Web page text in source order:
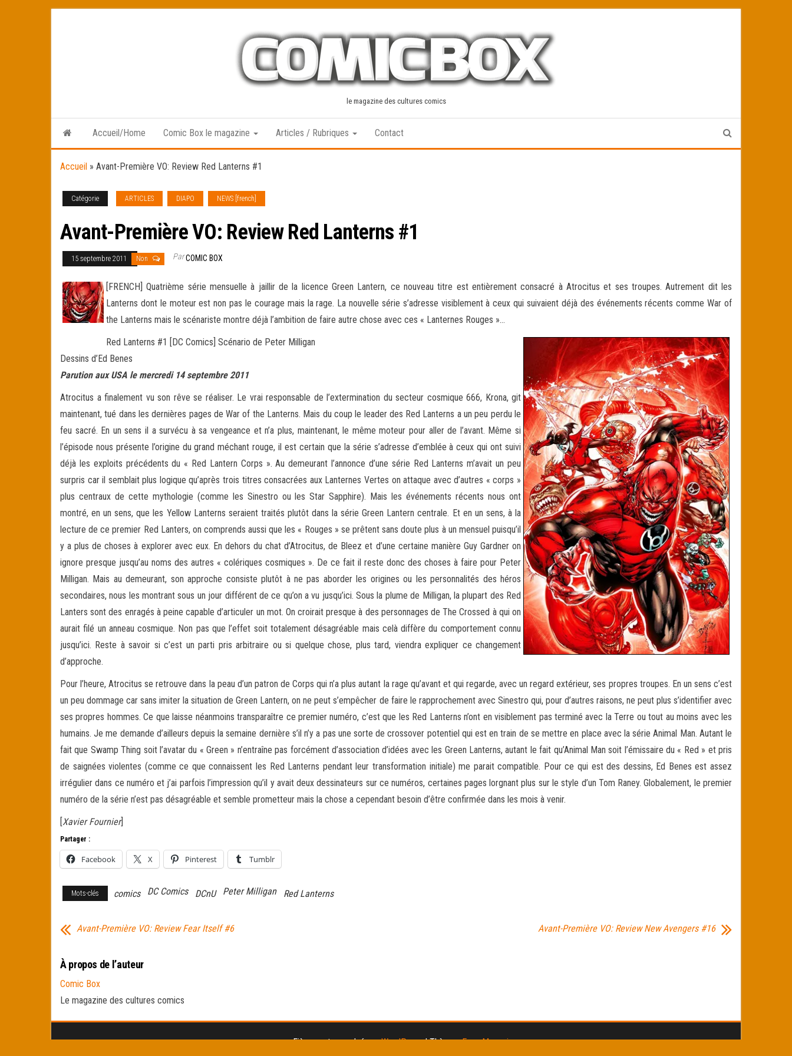
le magazine des cultures comics
Accueil/Home Comic Box le magazine Articles / Rubriques Contact
Accueil » Avant-Première VO: Review Red Lanterns #1
Catégorie ARTICLES DIAPO NEWS [french]
Avant-Première VO: Review Red Lanterns #1
15 septembre 2011 Non ParCOMIC BOX
[FRENCH] Quatrième série mensuelle à jaillir de la licence Green Lantern, ce nouveau titre est entièrement consacré à Atrocitus et ses troupes. Autrement dit les
Lanterns dont le moteur est non pas le courage mais la rage. La nouvelle série s’adresse visiblement à ceux qui suivaient déjà des événements récents comme War of
the Lanterns mais le scénariste montre déjà l’ambition de faire autre chose avec ces « Lanternes Rouges »…
Red Lanterns #1 [DC Comics] Scénario de Peter Milligan
Dessins d’Ed Benes
Parution aux USA le mercredi 14 septembre 2011
Atrocitus a finalement vu son rêve se réaliser. Le vrai responsable de l’extermination du secteur cosmique 666, Krona, git
maintenant, tué dans les dernières pages de War of the Lanterns. Mais du coup le leader des Red Lanterns a un peu perdu le
feu sacré. En un sens il a survécu à sa vengeance et n’a plus, maintenant, le même moteur pour aller de l’avant. Même si
l’épisode nous présente l’origine du grand méchant rouge, il est certain que la série s’adresse d’emblée à ceux qui ont suivi
déjà les exploits précédents du « Red Lantern Corps ». Au demeurant l’annonce d’une série Red Lanterns m’avait un peu
surpris car il semblait plus logique qu’après trois titres consacrées aux Lanternes Vertes on attaque avec d’autres « corps »
plus centraux de cette mythologie (comme les Sinestro ou les Star Sapphire). Mais les événements récents nous ont
montré, en un sens, que les Yellow Lanterns seraient traités plutôt dans la série Green Lantern centrale. Et en un sens, à la
lecture de ce premier Red Lanters, on comprends aussi que les « Rouges » se prêtent sans doute plus à un mensuel puisqu’il
y a plus de choses à explorer avec eux. En dehors du chat d’Atrocitus, de Bleez et d’une certaine manière Guy Gardner on
ignore presque jusqu’au noms des autres « colériques cosmiques ». De ce fait il reste donc des choses à faire pour Peter
Milligan. Mais au demeurant, son approche consiste plutôt à ne pas aborder les origines ou les personnalités des héros
secondaires, nous les montrant sous un jour différent de ce qu’on a vu jusqu’ici. Sous la plume de Milligan, la plupart des Red
Lanters sont des enragés à peine capable d’articuler un mot. On croirait presque à des personnages de The Crossed à qui on
aurait filé un anneau cosmique. Non pas que l’effet soit totalement désagréable mais celà diffère du comportement connu
jusqu’ici. Reste à savoir si c’est un parti pris arbitraire ou si quelque chose, plus tard, viendra expliquer ce changement
d’approche.
Pour l’heure, Atrocitus se retrouve dans la peau d’un patron de Corps qui n’a plus autant la rage qu’avant et qui regarde, avec un regard extérieur, ses propres troupes. En un sens c’est
un peu dommage car sans imiter la situation de Green Lantern, on ne peut s’empêcher de faire le rapprochement avec Sinestro qui, pour d’autres raisons, ne peut plus s’identifier avec
ses propres hommes. Ce que laisse néanmoins transparaître ce premier numéro, c’est que les Red Lanterns n’ont en visiblement pas terminé avec la Terre ou tout au moins avec les
humains. Je me demande d’ailleurs depuis la semaine dernière s’il n’y a pas une sorte de crossover potentiel qui est en train de se mettre en place avec la série Animal Man. Autant le
fait que Swamp Thing soit l’avatar du « Green » n’entraîne pas forcément d’association d’idées avec les Green Lanterns, autant le fait qu’Animal Man soit l’émissaire du « Red » et pris
de saignées violentes (comme ce que connaissent les Red Lanterns pendant leur transformation initiale) me parait compatible. Pour ce qui est des dessins, Ed Benes est assez
irrégulier dans ce numéro et j’ai parfois l’impression qu’il y avait deux dessinateurs sur ce numéros, certaines pages lorgnant plus sur le style d’un Tom Raney. Globalement, le premier
numéro de la série n’est pas désagréable et semble prometteur mais la chose a cependant besoin d’être confirmée dans les mois à venir.
[Xavier Fournier]
Partager :
Facebook X Pinterest Tumblr
Mots-clés comics DC Comics DCnU Peter Milligan Red Lanterns
Avant-Première VO: Review Fear Itself #6 Avant-Première VO: Review New Avengers #16
À propos de l’auteur
Comic Box
Le magazine des cultures comics
Fièrement propulsé parWordPress |Thème :Envo Magazine